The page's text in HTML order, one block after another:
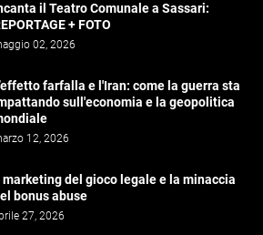
il Teatro Comunale a Sassari:
+ FOTO
02, 2026
farfalla e l'Iran: come la guerra sta
sull'economia e la geopolitica
12, 2026
marketing del gioco legale e la minaccia
bonus abuse
27, 2026